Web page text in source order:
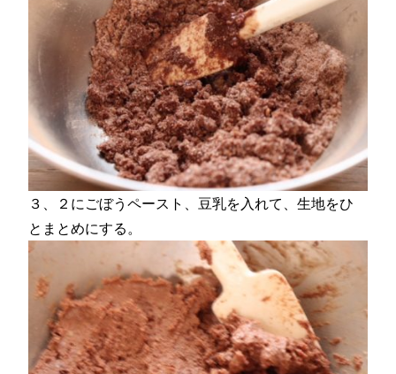
３、２にごぼうペースト、豆乳を入れて、生地をひ
とまとめにする。